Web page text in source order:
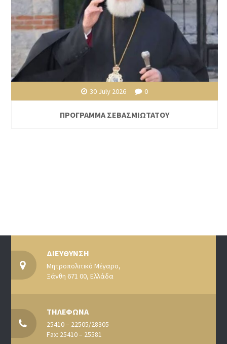
30 July 2026 0
ΠΡΟΓΡΑΜΜΑ ΣΕΒΑΣΜΙΩΤΑΤΟΥ
ΔΙΕΥΘΥΝΣΗ
Μητροπολιτικό Μέγαρο,
Ξάνθη 671 00, Ελλάδα
ΤΗΛΕΦΩΝΑ
25410 – 22505/28305
Fax: 25410 – 25581